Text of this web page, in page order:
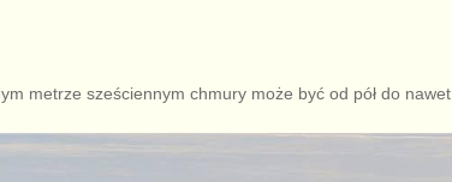
metrze sześciennym chmury może być od pół do nawet